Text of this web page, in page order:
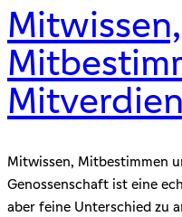
Mitwissen,
Mitwissen, Mitbestimmen
Genossenschaft ist eine
aber feine Unterschied zu